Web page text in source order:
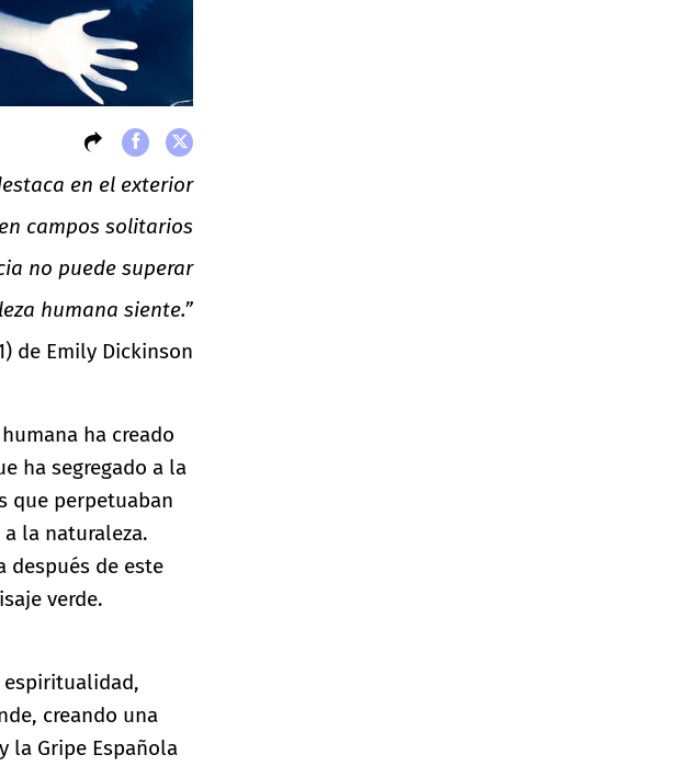
en el exterior
en campos solitarios
no puede superar
humana siente.”
de Emily Dickinson
ha creado
ha segregado a la
que perpetuaban
la naturaleza.
después de este
verde.
espiritualidad,
creando una
la Gripe Española